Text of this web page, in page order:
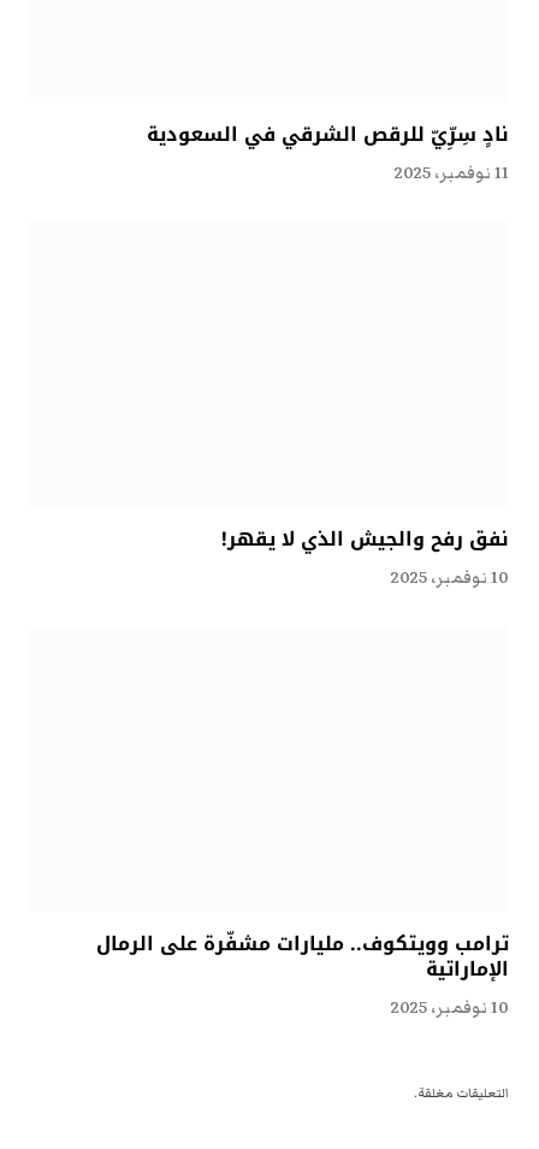
نادٍ سِرِّيّ للرقص الشرقي في السعودية
11 نوفمبر، 2025
نفق رفح والجيش الذي لا يقهر!
10 نوفمبر، 2025
ترامب وويتكوف.. مليارات مشفّرة على الرمال
الإماراتية
10 نوفمبر، 2025
التعليقات مغلقة.